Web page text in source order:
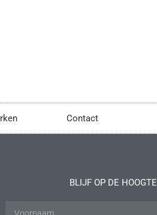
Contact
BLIJF OP DE HOOGTE